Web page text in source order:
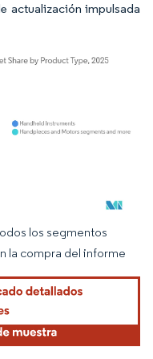
actualización impulsada
según CC BY 4.0.
los segmentos
la compra del informe